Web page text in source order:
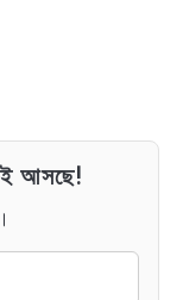
আসছে!